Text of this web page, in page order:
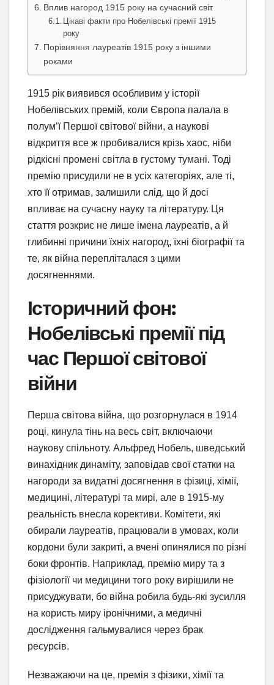
Вплив нагород 1915 року на сучасний світ
Цікаві факти про Нобелівські премії 1915
року
Порівняння лауреатів 1915 року з іншими
роками
1915 рік виявився особливим у історії
Нобелівських премій, коли Європа палала в
полум’ї Першої світової війни, а наукові
відкриття все ж пробивалися крізь хаос, ніби
рідкісні промені світла в густому тумані. Тоді
премію присудили не в усіх категоріях, але ті,
хто її отримав, залишили слід, що й досі
впливає на сучасну науку та літературу. Ця
стаття розкриє не лише імена лауреатів, а й
глибинні причини їхніх нагород, їхні біографії та
те, як війна перепліталася з цими
досягненнями.
Історичний фон:
Нобелівські премії під
час Першої світової
війни
Перша світова війна, що розгорнулася в 1914
році, кинула тінь на весь світ, включаючи
наукову спільноту. Альфред Нобель, шведський
винахідник динаміту, заповідав свої статки на
нагороди за видатні досягнення в фізиці, хімії,
медицині, літературі та мирі, але в 1915-му
реальність внесла корективи. Комітети, які
обирали лауреатів, працювали в умовах, коли
кордони були закриті, а вчені опинялися по різні
боки фронтів. Наприклад, премію миру та з
фізіології чи медицини того року вирішили не
присуджувати, бо війна робила будь-які зусилля
на користь миру іронічними, а медичні
дослідження гальмувалися через брак
ресурсів.
Незважаючи на це, премія з фізики, хімії та